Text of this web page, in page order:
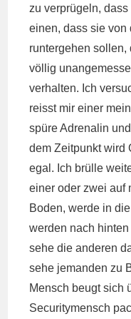
zu verprügeln,
einen, dass sie von
runtergehen sollen,
völlig
verhalten. Ich
reisst mir einer
spüre Adrenalin
dem Zeitpunkt wird
egal. Ich brülle
einer oder zwei auf
Boden, werde in
werden nach
sehe die anderen
sehe jemanden zu
Mensch beugt sich
Securitymensch